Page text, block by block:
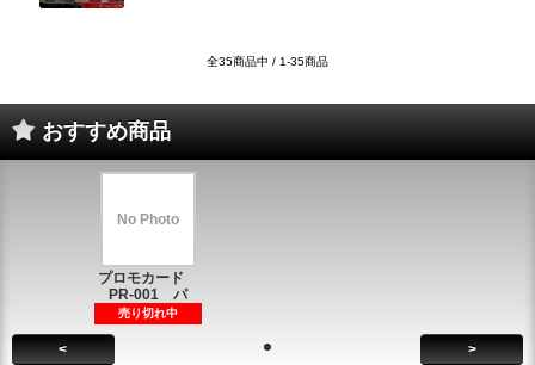
全35商品中 / 1-35商品
おすすめ商品
No Photo
プロモカード
PR-001 パ
売り切れ中
< >